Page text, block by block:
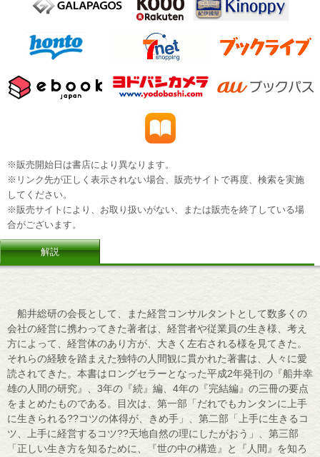
※販売開始日は書店により異なります。
※リンク先が正しく表示されない場合、販売サイトで再度、検索を実施
してください。
※販売サイトにより、お取り扱いがない、または販売を終了している場
合がございます。
解説
船井総研の会長として、また経営コンサルタントとして数多くの
会社の経営に携わってきた著者は、経営者や従業員の生き様、考え
方によって、経営体のあり方が、大きく左右される様を見てきた。
それらの経験を踏まえた独特の人間観に貫かれた著書は、人々に愛
読されてきた。本書はロングセラーとなった平成2年発刊の『船井幸
雄の人間の研究』、3年の『続』編、4年の『完結編』の三冊の要点
をまとめたものである。目次は、第一部「だれでもカンタンに上手
に生きられる??コツの体得が、きめ手」、第二部「上手に生きるコ
ツ、上手に経営するコツ??天地自然の理にしたがおう」、第三部
「正しい生き方を知るために、『世の中の構造』と『人間』を知ろ